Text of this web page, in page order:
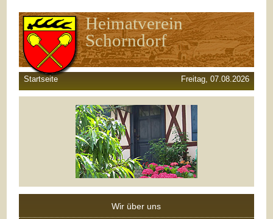
Heimatverein
Schorndorf
Startseite Freitag, 07.08.2026
Wir über uns